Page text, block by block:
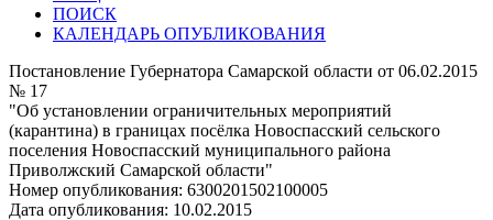
ПОИСК
КАЛЕНДАРЬ ОПУБЛИКОВАНИЯ
Постановление Губернатора Самарской области от 06.02.2015
№ 17
"Об установлении ограничительных мероприятий
(карантина) в границах посёлка Новоспасский сельского
поселения Новоспасский муниципального района
Приволжский Самарской области"
Номер опубликования: 6300201502100005
Дата опубликования: 10.02.2015